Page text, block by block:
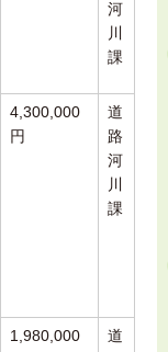
河
川
課
4,300,000
円
道
路
河
川
課
1,980,000
道